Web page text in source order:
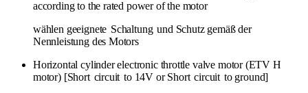
according to the rated power of the motor
wählen geeignete Schaltung und Schutz gemäß der
Nennleistung des Motors
Horizontal cylinder electronic throttle valve motor (ETV H
motor) [Short circuit to 14V or Short circuit to ground]